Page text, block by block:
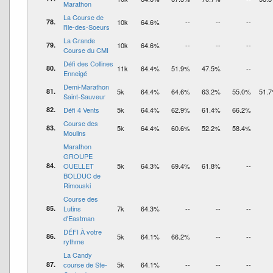
Marathon
78.
La Course de
l'Ile-des-Soeurs
10k 64.6% -- -- --
79.
La Grande
Course du CMI
10k 64.6% -- -- --
80.
Défi des Collines
Enneigé
11k 64.4% 51.9% 47.5% --
81.
Demi-Marathon
Saint-Sauveur
5k 64.4% 64.6% 63.2% 55.0%
82. Défi 4 Vents 5k 64.4% 62.9% 61.4% 66.2%
83.
Course des
Moulins
5k 64.4% 60.6% 52.2% 58.4%
84.
Marathon
GROUPE
OUELLET
BOLDUC de
Rimouski
5k 64.3% 69.4% 61.8% --
85.
Course des
Lutins
d'Eastman
7k 64.3% -- -- --
86.
DÉFI À votre
rythme
5k 64.1% 66.2% -- --
87.
La Candy
course de Ste-
5k 64.1% -- -- --